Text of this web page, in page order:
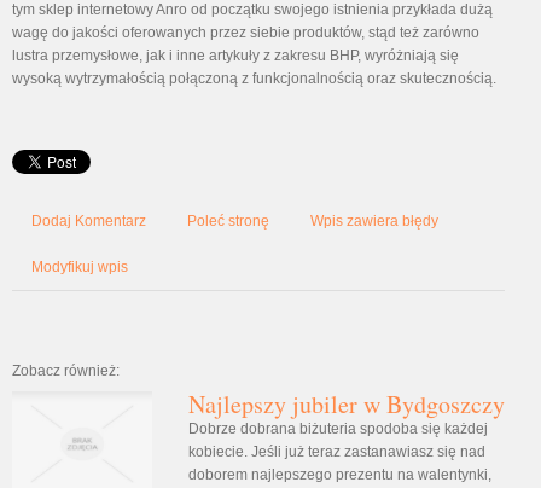
tym sklep internetowy Anro od początku swojego istnienia przykłada dużą
wagę do jakości oferowanych przez siebie produktów, stąd też zarówno
lustra przemysłowe, jak i inne artykuły z zakresu BHP, wyróżniają się
wysoką wytrzymałością połączoną z funkcjonalnością oraz skutecznością.
Dodaj Komentarz Poleć stronę Wpis zawiera błędy
Modyfikuj wpis
Zobacz również:
Najlepszy jubiler w Bydgoszczy
Dobrze dobrana biżuteria spodoba się każdej
kobiecie. Jeśli już teraz zastanawiasz się nad
doborem najlepszego prezentu na walentynki,